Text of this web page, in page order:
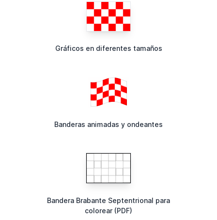
Gráficos en diferentes tamaños
Banderas animadas y ondeantes
Bandera Brabante Septentrional para
colorear (PDF)